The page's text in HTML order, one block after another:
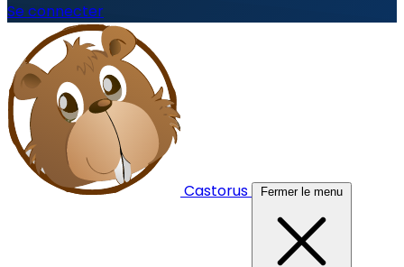
Se connecter
Castorus Fermer le menu